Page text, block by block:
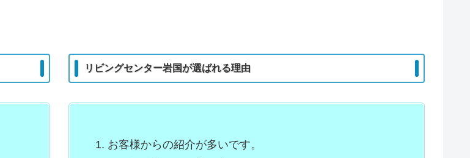
リビングセンター岩国が選ばれる理由
お客様からの紹介が多いです。